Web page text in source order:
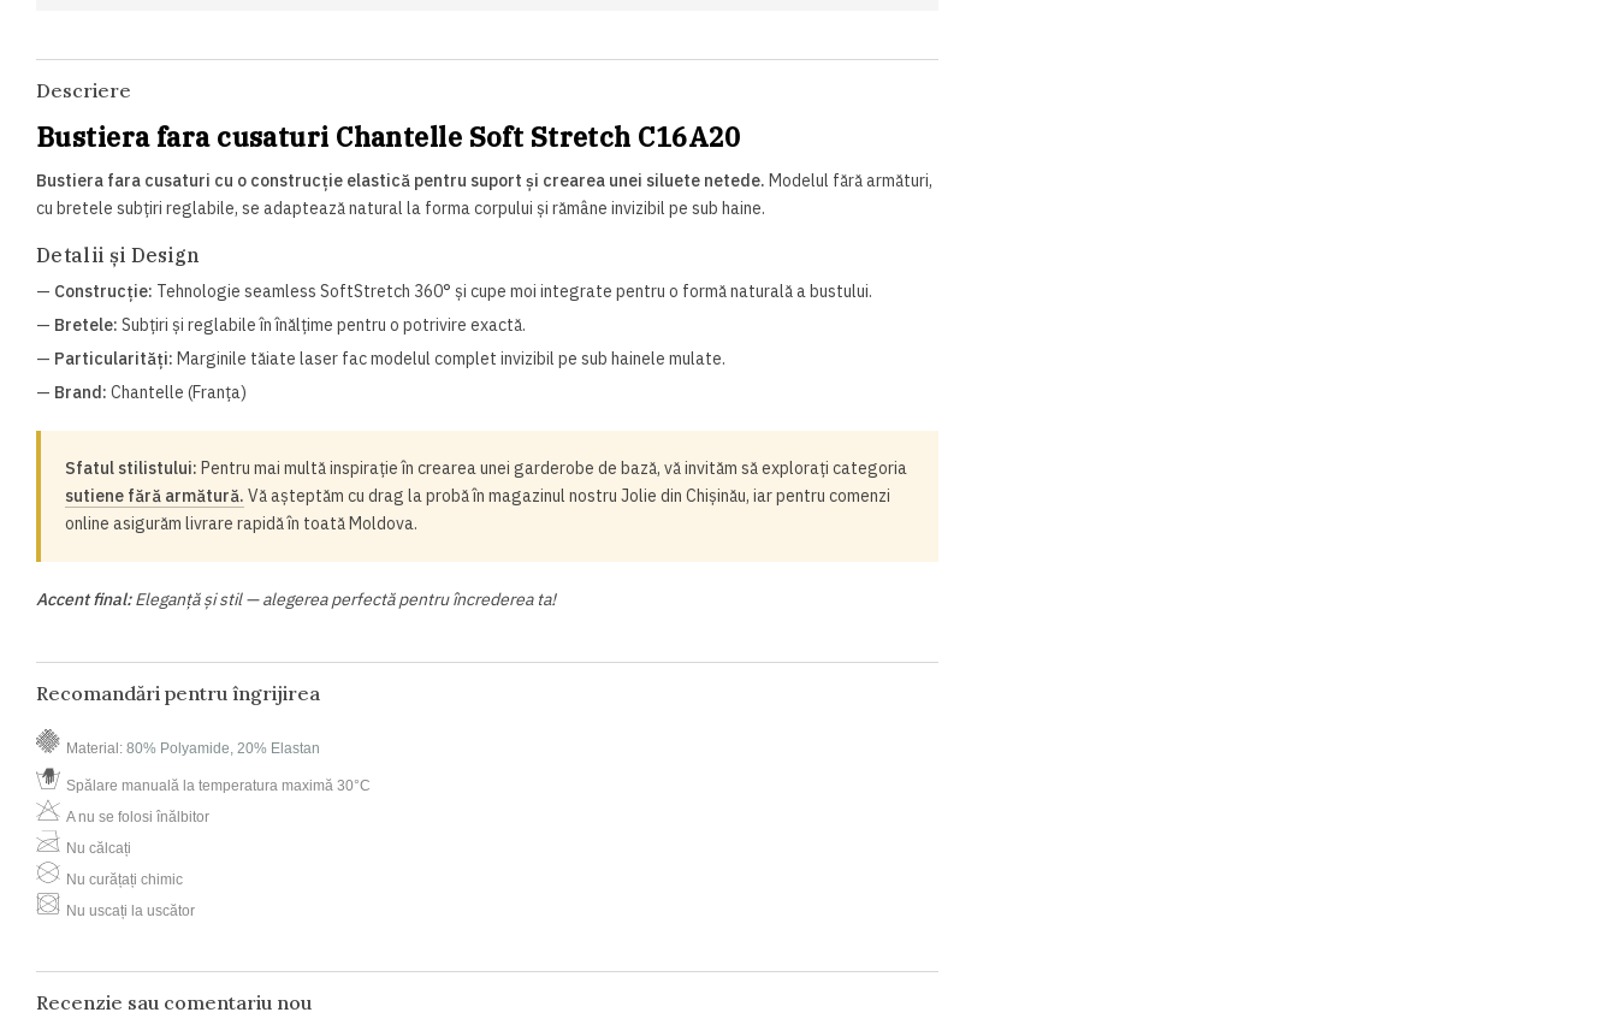
Descriere
Bustiera fara cusaturi Chantelle Soft Stretch C16A20
Bustiera fara cusaturi cu o construcție elastică pentru suport și crearea unei siluete netede. Modelul fără armături,
cu bretele subțiri reglabile, se adaptează natural la forma corpului și rămâne invizibil pe sub haine.
Detalii și Design
— Construcție: Tehnologie seamless SoftStretch 360° și cupe moi integrate pentru o formă naturală a bustului.
— Bretele: Subțiri și reglabile în înălțime pentru o potrivire exactă.
— Particularități: Marginile tăiate laser fac modelul complet invizibil pe sub hainele mulate.
— Brand: Chantelle (Franța)
Sfatul stilistului: Pentru mai multă inspirație în crearea unei garderobe de bază, vă invităm să explorați categoria
sutiene fără armătură. Vă așteptăm cu drag la probă în magazinul nostru Jolie din Chișinău, iar pentru comenzi
online asigurăm livrare rapidă în toată Moldova.
Accent final:Eleganță și stil — alegerea perfectă pentru încrederea ta!
Recomandări pentru îngrijirea
Material: 80% Polyamide, 20% Elastan
Spălare manuală la temperatura maximă 30°C
A nu se folosi înălbitor
Nu călcați
Nu curățați chimic
Nu uscați la uscător
Recenzie sau comentariu nou